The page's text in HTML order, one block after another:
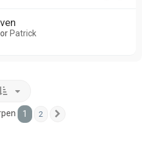
Patrick
1 2